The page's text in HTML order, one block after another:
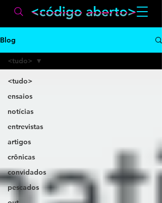
Blog
<tudo>
ensaios
notícias
entrevistas
artigos
crônicas
convidados
pescados
<tudo>